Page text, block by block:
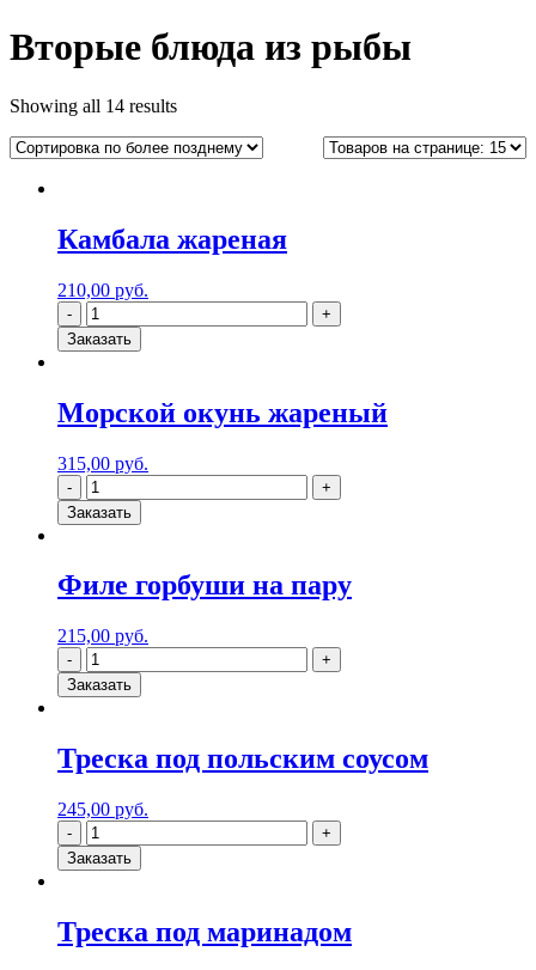
Вторые блюда из рыбы
Showing all 14 results
Камбала жареная
210,00 руб.
Заказать
Морской окунь жареный
315,00 руб.
Заказать
Филе горбуши на пару
215,00 руб.
Заказать
Треска под польским соусом
245,00 руб.
Заказать
Треска под маринадом